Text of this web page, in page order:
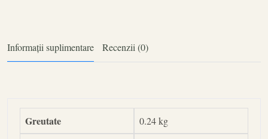
Informații suplimentare Recenzii (0)
Greutate 0.24 kg